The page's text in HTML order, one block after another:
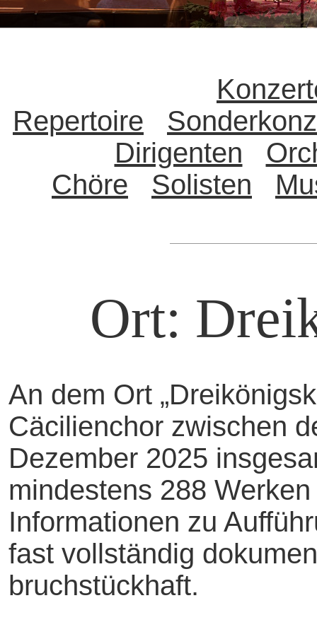
Repertoire
Dirigenten
Chöre
Solisten
Ort:
An dem Ort
Cäcilienchor zwischen
Dezember 2025
mindestens 288
Informationen zu
fast vollständig
bruchstückhaft.